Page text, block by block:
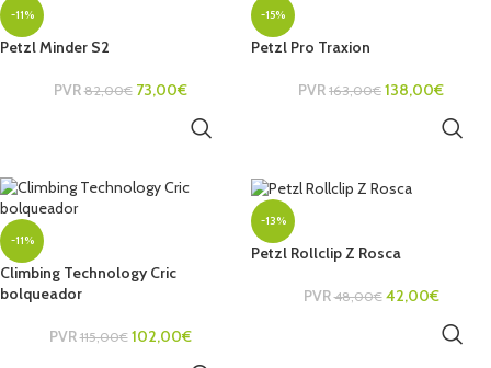
-11%
Petzl Minder S2
PVR 82,00€ 73,00€
-15%
Petzl Pro Traxion
PVR 163,00€ 138,00€
-11%
Climbing Technology Cric
bolqueador
PVR 115,00€ 102,00€
-13%
Petzl Rollclip Z Rosca
PVR 48,00€ 42,00€